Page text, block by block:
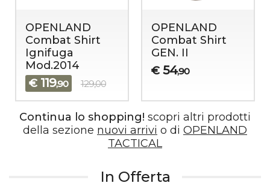
OPENLAND
Combat Shirt
Ignifuga
Mod.2014
€ 119,90 129,00
OPENLAND
Combat Shirt
GEN. II
€ 54,90
Continua lo shopping! scopri altri prodotti
della sezione nuovi arrivi o di OPENLAND
TACTICAL
In Offerta